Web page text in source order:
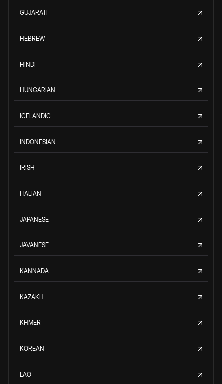
GUJARATI
HEBREW
HINDI
HUNGARIAN
ICELANDIC
INDONESIAN
IRISH
ITALIAN
JAPANESE
JAVANESE
KANNADA
KAZAKH
KHMER
KOREAN
LAO